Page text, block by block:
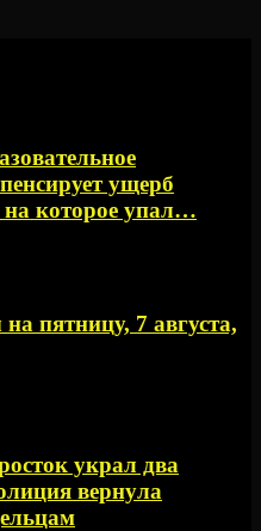
ущерб
на которое упал…
пятницу, 7 августа,
украл два
вернула